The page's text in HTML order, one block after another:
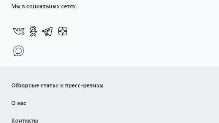
Мы в социальных сетях
Обзорные статьи и пресс-релизы
О нас
Контакты